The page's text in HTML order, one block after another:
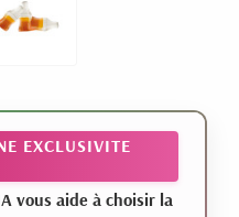
EXCLUSIVITE
vous aide à choisir la